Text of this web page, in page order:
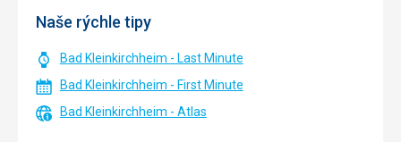
Naše rýchle tipy
Bad Kleinkirchheim - Last Minute
Bad Kleinkirchheim - First Minute
Bad Kleinkirchheim - Atlas